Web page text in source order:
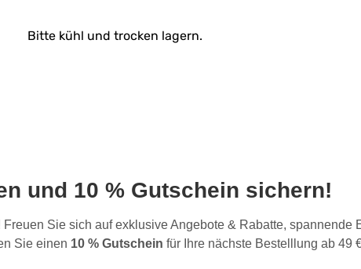
Bitte kühl und trocken lagern.
und 10 % Gutschein sichern!
Sie sich auf exklusive Angebote & Rabatte, spannende
Sie einen 10 % Gutschein für Ihre nächste Bestelllung ab 49